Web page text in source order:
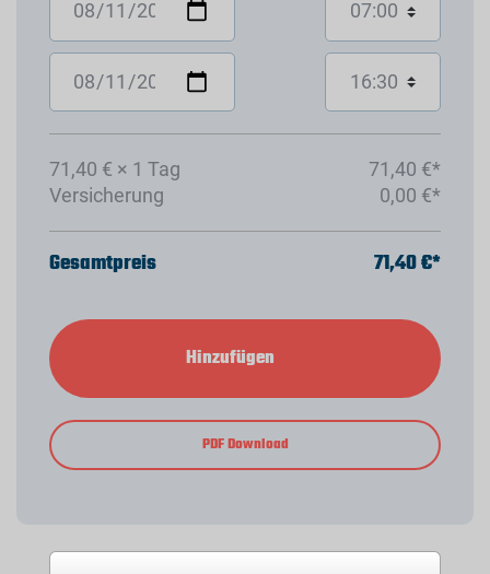
71,40 € × 1 Tag
71,40 €*
Versicherung
0,00 €*
Gesamtpreis 71,40 €*
Hinzufügen
PDF Download